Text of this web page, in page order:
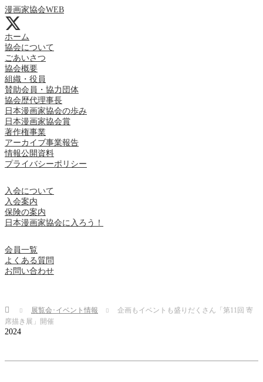
漫画家協会WEB
ホーム
協会について
ごあいさつ
協会概要
組織・役員
賛助会員・協力団体
協会歴代理事長
日本漫画家協会の歩み
日本漫画家協会賞
著作権事業
アーカイブ事業報告
情報公開資料
プライバシーポリシー
入会について
入会案内
保険の案内
日本漫画家協会に入ろう！
会員一覧
よくある質問
お問い合わせ
Home 展覧会･イベント情報
企画もイベントも盛りだくさん「第11回 寄
席描き展」開催
2024